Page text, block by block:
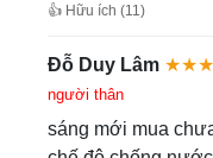
👍 Hữu ích (11)
Đỗ Duy Lâm
người thân
sáng mới mua